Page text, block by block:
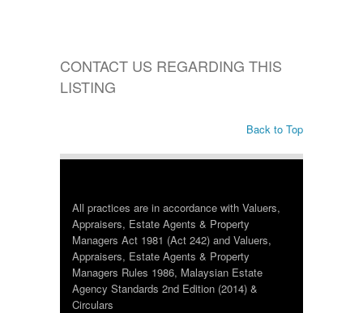
CONTACT US REGARDING THIS
LISTING
Back to Top
All practices are in accordance with Valuers,
Appraisers, Estate Agents & Property
Managers Act 1981 (Act 242) and Valuers,
Appraisers, Estate Agents & Property
Managers Rules 1986, Malaysian Estate
Agency Standards 2nd Edition (2014) &
Circulars